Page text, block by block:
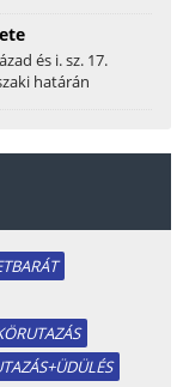
és i. sz. 17.
határán